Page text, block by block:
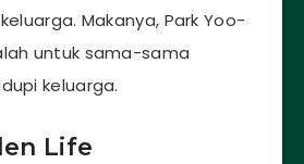
Makanya, Park Yoo-
untuk sama-sama
keluarga.
Life